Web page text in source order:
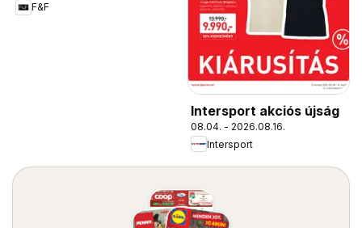
F&F
Intersport akciós újság
08.04. - 2026.08.16.
Intersport